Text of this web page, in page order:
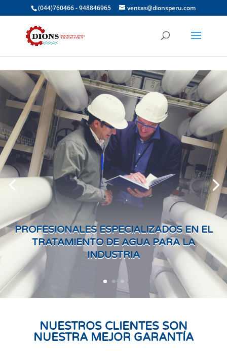
(044)760466 - 948846965 ventas@dionsperu.com
PROFESIONALES ESPECIALIZADOS EN EL
TRATAMIENTO DE AGUA PARA LA
INDUSTRIA
NUESTROS CLIENTES SON
NUESTRA MEJOR GARANTÍA